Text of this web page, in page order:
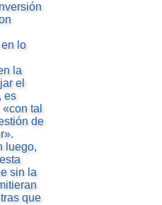
lo
la
el
es
tal
de
luego,
sin la
que